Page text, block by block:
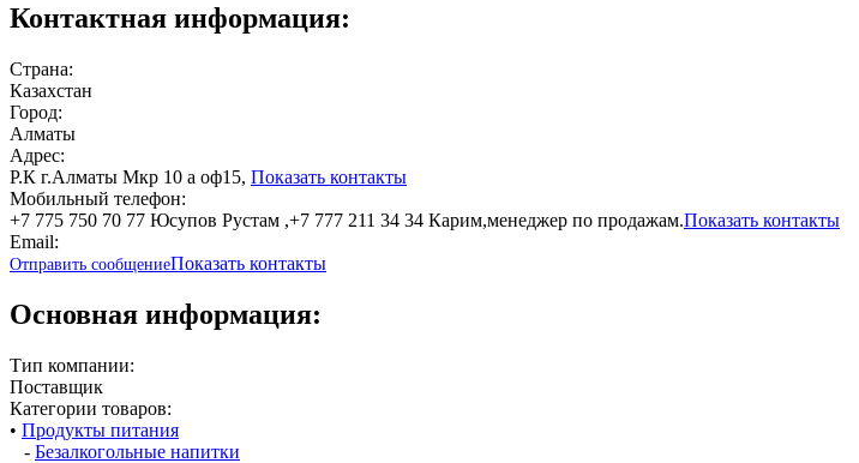
Контактная информация:
Страна:
Казахстан
Город:
Алматы
Адрес:
Р.К г.Алматы Мкр 10 а оф15, Показать контакты
Мобильный телефон:
+7 775 750 70 77 Юсупов Рустам ,+7 777 211 34 34 Карим,менеджер по продажам.Показать контакты
Email:
Отправить сообщениеПоказать контакты
Основная информация:
Тип компании:
Поставщик
Категории товаров:
• Продукты питания
- Безалкогольные напитки